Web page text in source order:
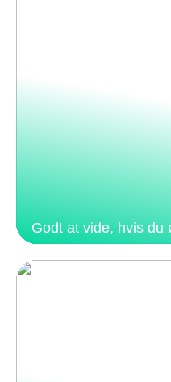
Godt at vide, hvis du